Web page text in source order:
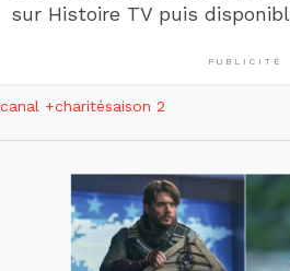
sur Histoire TV puis
PUBLICITÉ
canal +charitésaison 2